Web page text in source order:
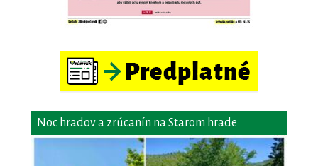
Noc hradov a zrúcanín na Starom hrade